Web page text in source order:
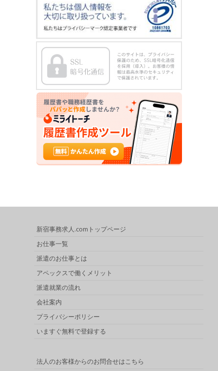
新宿事務求人.comトップページ
お仕事一覧
派遣のお仕事とは
アペックスで働くメリット
派遣就業の流れ
会社案内
プライバシーポリシー
いますぐ無料で登録する
法人のお客様からのお問合せはこちら